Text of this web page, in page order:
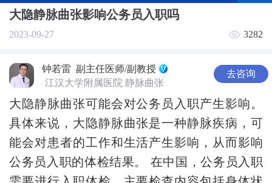
大隐静脉曲张影响公务员入职吗
2023-09-27 3282
钟若雷 副主任医师/副教授
去咨询
江汉大学附属医院 静脉曲张
大隐静脉曲张可能会对公务员入职产生影响。
具体来说，大隐静脉曲张是一种静脉疾病，可
能会对患者的工作和生活产生影响，从而影响
公务员入职的体检结果。 在中国，公务员入职